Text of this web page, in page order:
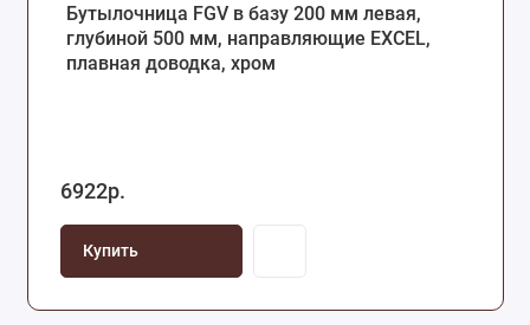
Бутылочница FGV в базу 200 мм левая,
глубиной 500 мм, направляющие EXCEL,
плавная доводка, хром
6922р.
Купить